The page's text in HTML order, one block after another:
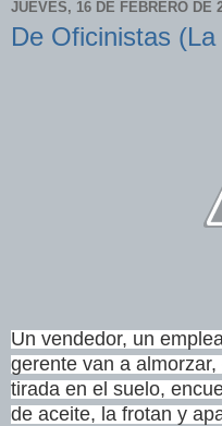
JUEVES, 16 DE FEBRERO DE
De Oficinistas
Un vendedor, un
gerente van a
tirada en el suelo,
de aceite, la frotan y